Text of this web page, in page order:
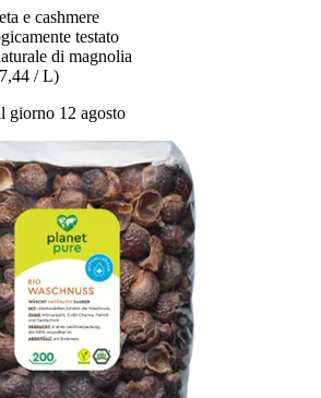
e cashmere
testato
di magnolia
/ L)
giorno 12 agosto